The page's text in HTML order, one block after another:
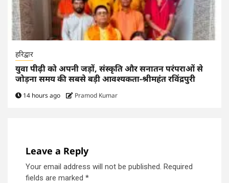
हरिद्वार
युवा पीढ़ी को अपनी जड़ों, संस्कृति और सनातन परंपराओं से
जोड़ना समय की सबसे बड़ी आवश्यकता-श्रीमहंत रविंद्रपुरी
14 hours ago Pramod Kumar
Leave a Reply
Your email address will not be published. Required
fields are marked *